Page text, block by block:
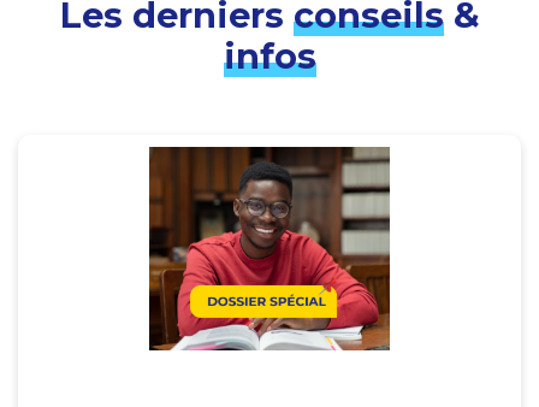
Les derniers conseils&
infos